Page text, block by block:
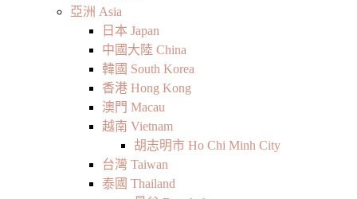
亞洲 Asia
日本 Japan
中國大陸 China
韓國 South Korea
香港 Hong Kong
澳門 Macau
越南 Vietnam
胡志明市 Ho Chi Minh City
台灣 Taiwan
泰國 Thailand